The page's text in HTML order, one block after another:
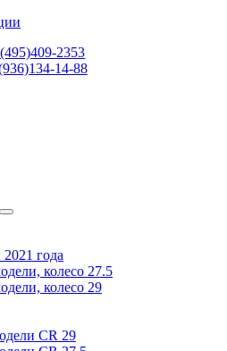
2353
14-88
года
колесо 27.5
колесо 29
CR 29